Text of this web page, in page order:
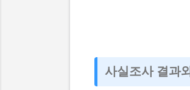
사실조사 결과